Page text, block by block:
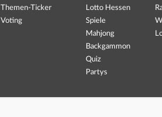
Themen-Ticker
Voting
Lotto Hessen
Spiele
Mahjong
Backgammon
Quiz
Partys